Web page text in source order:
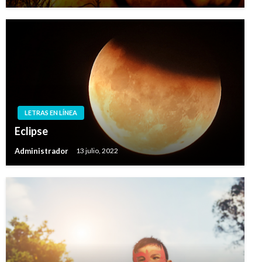
LETRAS EN LÍNEA
Eclipse
Administrador 13 julio, 2022